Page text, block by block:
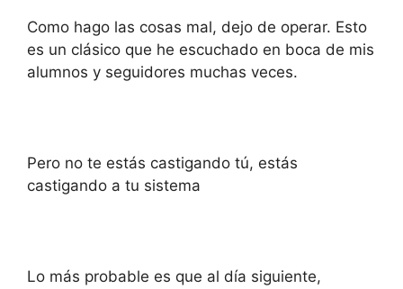
Como hago las cosas mal, dejo de operar. Esto
es un clásico que he escuchado en boca de mis
alumnos y seguidores muchas veces.
Pero no te estás castigando tú, estás
castigando a tu sistema
Lo más probable es que al día siguiente,